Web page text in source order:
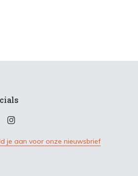
je aan voor onze nieuwsbrief